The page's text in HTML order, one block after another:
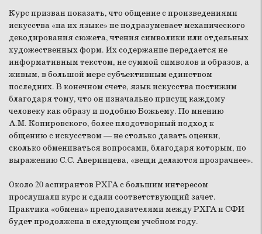
Курс призван показать, что общение с произведениями
искусства «на их языке» не подразумевает механического
декодирования сюжета, чтения символики или отдельных
художественных форм. Их содержание передается не
информативным текстом, не суммой символов и образов, а
живым, в большой мере субъективным единством
последних. В конечном счете, язык искусства постижим
благодаря тому, что он изначально присущ каждому
человеку как образу и подобию Божьему. По мнению
А.М. Копировского, более плодотворный подход к
общению с искусством — не столько давать оценки,
сколько обмениваться вопросами, благодаря которым, по
выражению С.С. Аверинцева, «вещи делаются прозрачнее».
Около 20 аспирантов РХГА с большим интересом
прослушали курс и сдали соответствующий зачет.
Практика «обмена» преподавателями между РХГА и СФИ
будет продолжена в следующем учебном году.